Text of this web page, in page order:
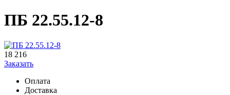
ПБ 22.55.12-8
18 216
Заказать
Оплата
Доставка